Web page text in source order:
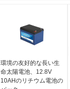
環境の友好的な長い生
命太陽電池、12.8V
10AHのリチウム電池の